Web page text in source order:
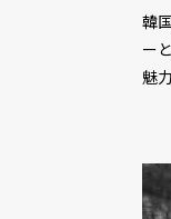
韓
ー
魅